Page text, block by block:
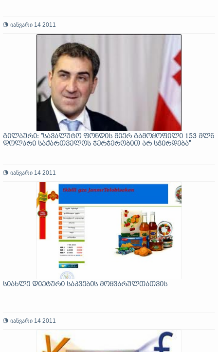
იანვარი 14 2011
გილაური: "სავალუტო ფონდის მიერ გამოყოფილი 153 მლნ
დოლარი საქართველოს ჯერჯერობით არ სჭირდება"
იანვარი 14 2011
სიახლე დიეტური საკვების მოყვარულთათვის
იანვარი 14 2011